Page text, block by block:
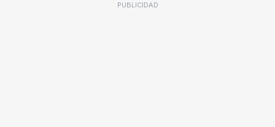
PUBLICIDAD